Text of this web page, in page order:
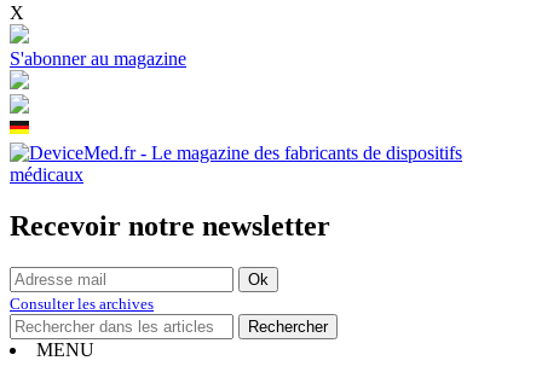
X
S'abonner au magazine
Recevoir notre newsletter
Consulter les archives
MENU